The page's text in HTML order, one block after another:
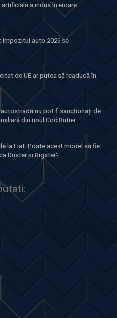
a indus în eroare
Impozitul auto 2026 se
de UE ar putea să readucă în
nu pot fi sancționați de
din noul Cod Rutier...
la Fiat. Poate acest model să fie
Duster și Bigster?